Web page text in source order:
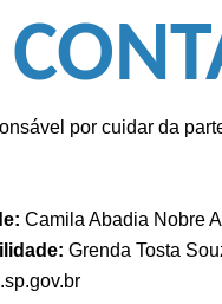
por cuidar da
Camila Abadia Nobre
Grenda Tosta